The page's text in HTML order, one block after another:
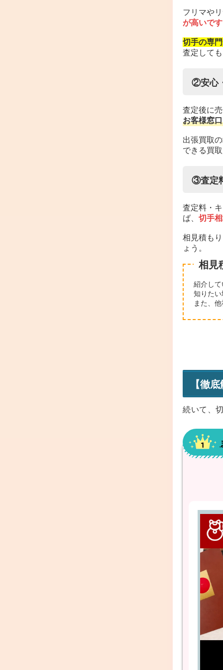
フリマや
が高いで
切手の専
査定して
②安心
査定後に
お客様窓
出張買取
できる買
③査定
査定料・
ば、 切手
相見積も
ょう。
相見
紹介し
知りた
また、
【徹
続いて、